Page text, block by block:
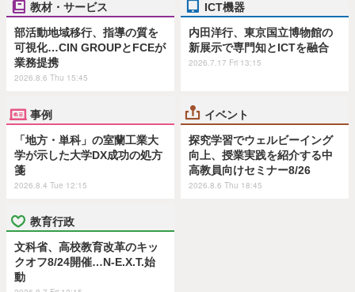
教材・サービス
部活動地域移行、指導の質を
可視化…CIN GROUPとFCEが
業務提携
2026.8.6 Thu 15:45
ICT機器
内田洋行、東京国立博物館の
新展示で専門知とICTを融合
2026.7.17 Fri 13:15
事例
「地方・単科」の室蘭工業大
学が示した大学DX成功の処方
箋
2026.8.4 Tue 12:15
イベント
探究学習でウェルビーイング
向上、授業実践を紹介する中
高教員向けセミナー8/26
2026.8.6 Thu 18:45
教育行政
文科省、高校教育改革のキッ
クオフ8/24開催…N-E.X.T.始
動